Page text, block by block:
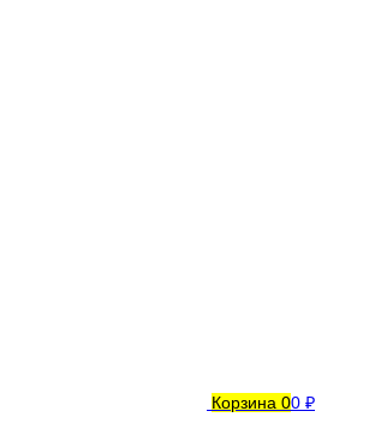
Корзина 00 ₽